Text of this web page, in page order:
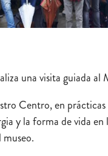
una visita guiada
Centro, en
y la forma de vida